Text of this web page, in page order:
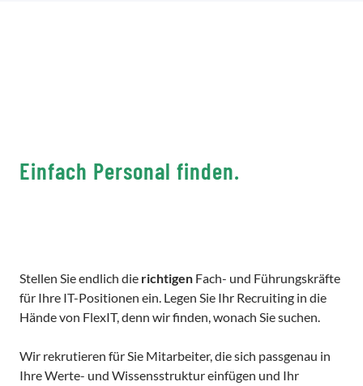
Einfach Personal finden.
Stellen Sie endlich die richtigen Fach- und Führungskräfte
für Ihre IT-Positionen ein. Legen Sie Ihr Recruiting in die
Hände von FlexIT, denn wir finden, wonach Sie suchen.
Wir rekrutieren für Sie Mitarbeiter, die sich passgenau in
Ihre Werte- und Wissensstruktur einfügen und Ihr